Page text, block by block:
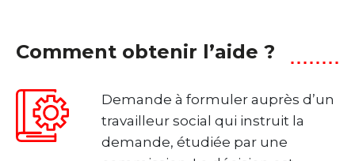
Comment obtenir l’aide ?
Demande à formuler auprès d’un
travailleur social qui instruit la
demande, étudiée par une